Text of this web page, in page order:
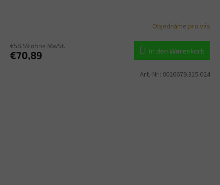
Objednáme pro vás
€58,59 ohne MwSt.
€70,89 In den Warenkorb
Art.-Nr.: 0026679.315.024